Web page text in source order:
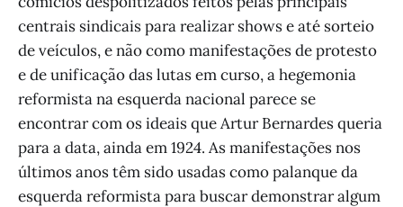
centrais sindicais para realizar shows e até sorteio
de veículos, e não como manifestações de protesto
e de unificação das lutas em curso, a hegemonia
reformista na esquerda nacional parece se
encontrar com os ideais que Artur Bernardes queria
para a data, ainda em 1924. As manifestações nos
últimos anos têm sido usadas como palanque da
esquerda reformista para buscar demonstrar algum